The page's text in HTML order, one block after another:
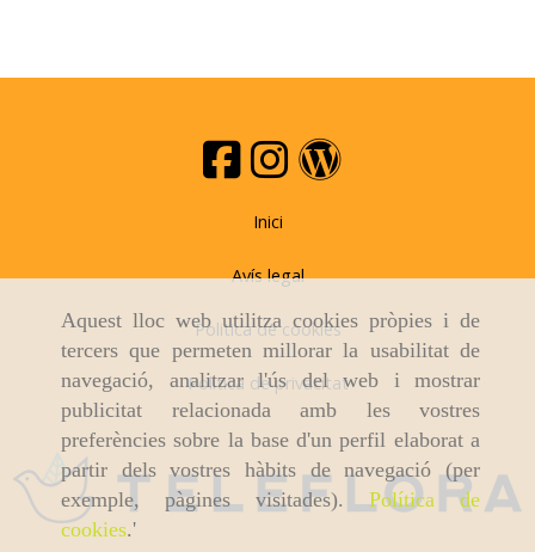
Aquest lloc web utilitza cookies pròpies i de
tercers que permeten millorar la usabilitat de
navegació, analitzar l'ús del web i mostrar
publicitat relacionada amb les vostres
preferències sobre la base d'un perfil elaborat a
partir dels vostres hàbits de navegació (per
exemple, pàgines visitades).Política de
cookies.'
Inici
Avís legal
Politica de cookies
Politica de privacitat